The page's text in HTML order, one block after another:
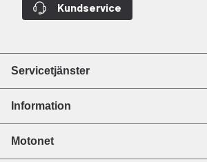
Kundservice
Servicetjänster
Information
Motonet